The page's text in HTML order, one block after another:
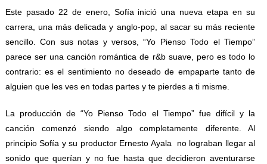
Este pasado 22 de enero, Sofía inició una nueva etapa en su
carrera, una más delicada y anglo-pop, al sacar su más reciente
sencillo. Con sus notas y versos, “Yo Pienso Todo el Tiempo”
parece ser una canción romántica de r&b suave, pero es todo lo
contrario: es el sentimiento no deseado de empaparte tanto de
alguien que les ves en todas partes y te pierdes a ti misme.
La producción de “Yo Pienso Todo el Tiempo” fue difícil y la
canción comenzó siendo algo completamente diferente. Al
principio Sofía y su productor Ernesto Ayala no lograban llegar al
sonido que querían y no fue hasta que decidieron aventurarse